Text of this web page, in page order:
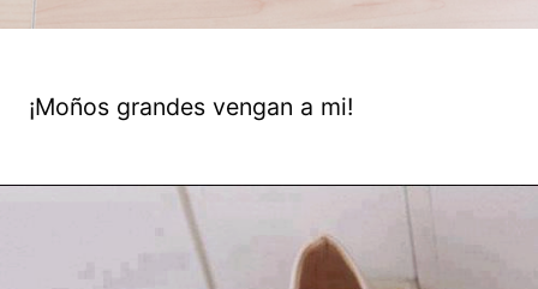
¡Moños grandes vengan a mi!